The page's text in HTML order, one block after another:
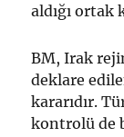
aldığı ortak
BM, Irak
deklare
kararıdır.
kontrolü de